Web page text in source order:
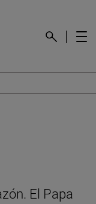
El Papa